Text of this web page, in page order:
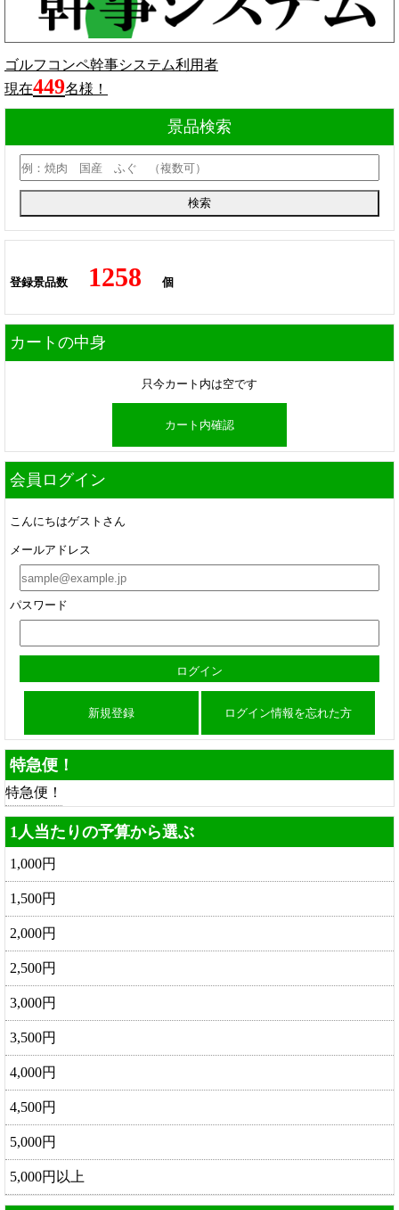
ゴルフコンペ幹事システム利用者
現在449名様！
景品検索
登録景品数 1258 個
カートの中身
只今カート内は空です
カート内確認
会員ログイン
こんにちはゲストさん
メールアドレス
パスワード
新規登録 ログイン情報を忘れた方
特急便！
特急便！
1人当たりの予算から選ぶ
1,000円
1,500円
2,000円
2,500円
3,000円
3,500円
4,000円
4,500円
5,000円
5,000円以上